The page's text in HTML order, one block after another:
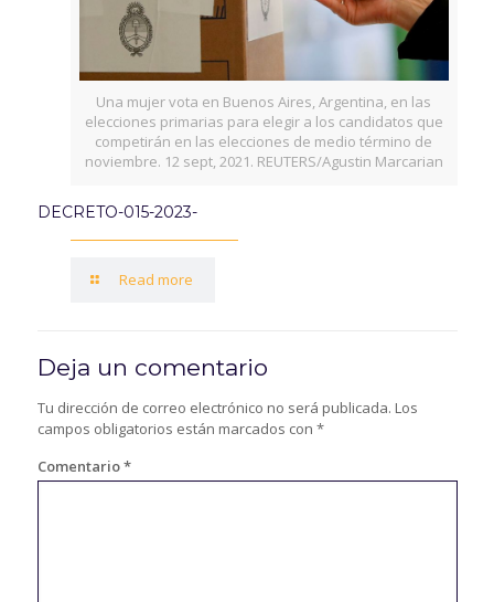
Una mujer vota en Buenos Aires, Argentina, en las
elecciones primarias para elegir a los candidatos que
competirán en las elecciones de medio término de
noviembre. 12 sept, 2021. REUTERS/Agustin Marcarian
DECRETO-015-2023-
Read more
Deja un comentario
Tu dirección de correo electrónico no será publicada. Los
campos obligatorios están marcados con *
Comentario*